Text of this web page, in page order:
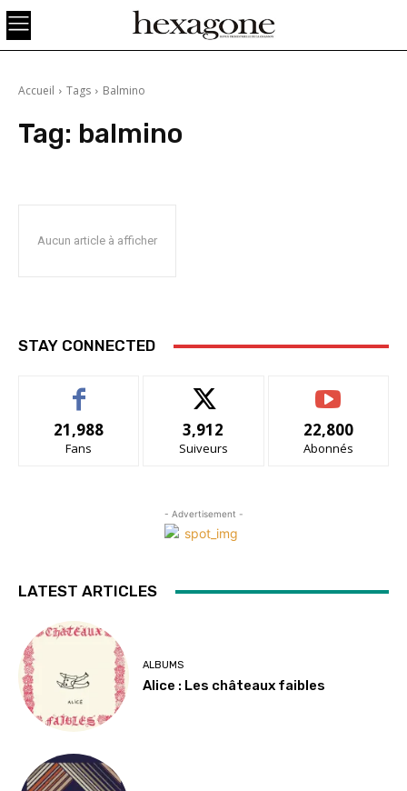
Accueil Tags Balmino
Tag: balmino
Aucun article à afficher
STAY CONNECTED
21,988
Fans
3,912
Suiveurs
22,800
Abonnés
- Advertisement -
LATEST ARTICLES
ALBUMS
Alice : Les châteaux faibles